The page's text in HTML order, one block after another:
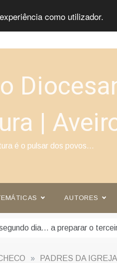
como utilizador.
|
é o pulsar dos povos…
AUTORES
dia… a preparar o
»
PADRES DA